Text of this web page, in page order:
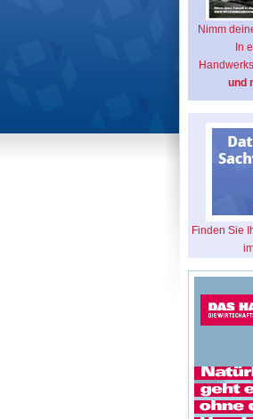
Nimm
In
und
Finden Sie